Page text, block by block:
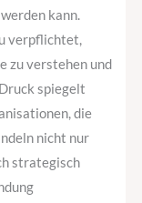
kann.
verpflichtet,
zu verstehen und
spiegelt
die
nicht nur
strategisch